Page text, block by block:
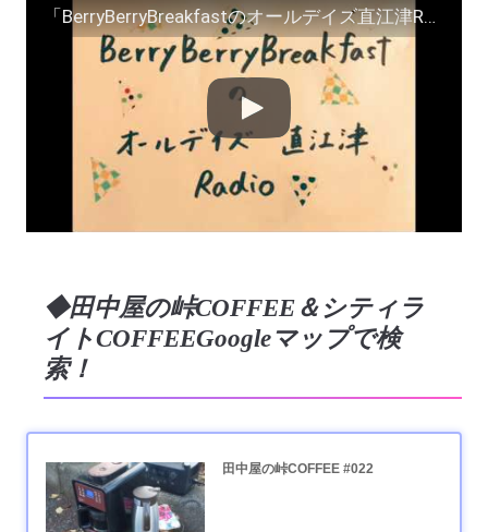
「BerryBerryBreakfastのオールデイズ直江津Radio～第２６回」パーソナリティ ヨーグルト田中＆ＤＪシューカイ and more
◆田中屋の峠COFFEE＆シティラ
イトCOFFEEGoogleマップで検
索！
田中屋の峠COFFEE #022